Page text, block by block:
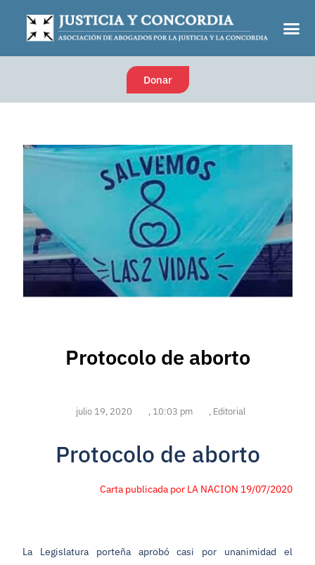
Donar
Protocolo de aborto
julio 19, 2020 , 10:03 pm , Editorial
Protocolo de aborto
Carta publicada por LA NACION 19/07/2020
La Legislatura porteña aprobó casi por unanimidad el